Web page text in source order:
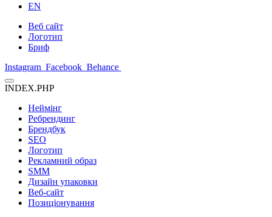
EN
Веб сайт
Логотип
Бриф
Instagram Facebook Behance
INDEX.PHP
Неймінг
Ребрендинг
Брендбук
SEO
Логотип
Рекламний образ
SMM
Дизайн упаковки
Веб-сайт
Позиціонування